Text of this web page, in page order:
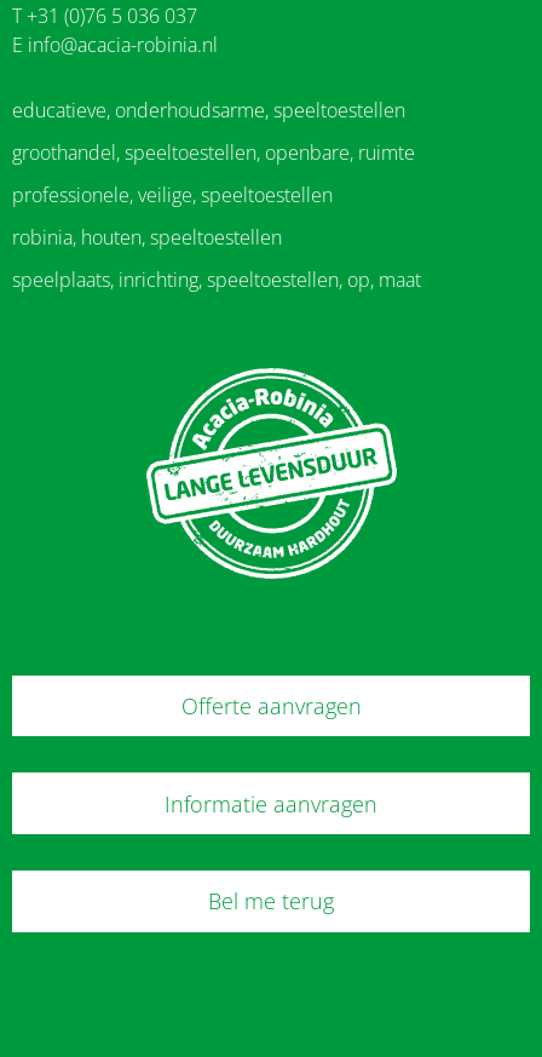
T +31 (0)76 5 036 037
E info@acacia-robinia.nl
educatieve, onderhoudsarme, speeltoestellen
groothandel, speeltoestellen, openbare, ruimte
professionele, veilige, speeltoestellen
robinia, houten, speeltoestellen
speelplaats, inrichting, speeltoestellen, op, maat
Offerte aanvragen
Informatie aanvragen
Bel me terug